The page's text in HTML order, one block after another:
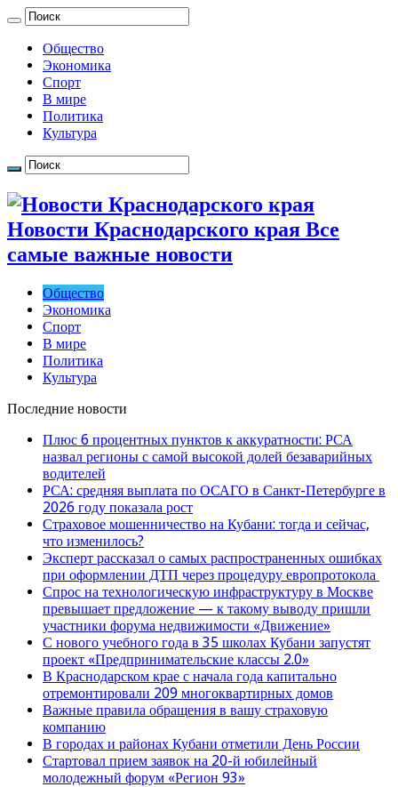
Общество
Экономика
Спорт
В мире
Политика
Культура
Новости Краснодарского края Все
самые важные новости
Общество
Экономика
Спорт
В мире
Политика
Культура
Последние новости
Плюс 6 процентных пунктов к аккуратности: РСА
назвал регионы с самой высокой долей безаварийных
водителей
РСА: средняя выплата по ОСАГО в Санкт-Петербурге в
2026 году показала рост
Страховое мошенничество на Кубани: тогда и сейчас,
что изменилось?
Эксперт рассказал о самых распространенных ошибках
при оформлении ДТП через процедуру европротокола
Спрос на технологическую инфраструктуру в Москве
превышает предложение — к такому выводу пришли
участники форума недвижимости «Движение»
С нового учебного года в 35 школах Кубани запустят
проект «Предпринимательские классы 2.0»
В Краснодарском крае с начала года капитально
отремонтировали 209 многоквартирных домов
Важные правила обращения в вашу страховую
компанию
В городах и районах Кубани отметили День России
Стартовал прием заявок на 20-й юбилейный
молодежный форум «Регион 93»